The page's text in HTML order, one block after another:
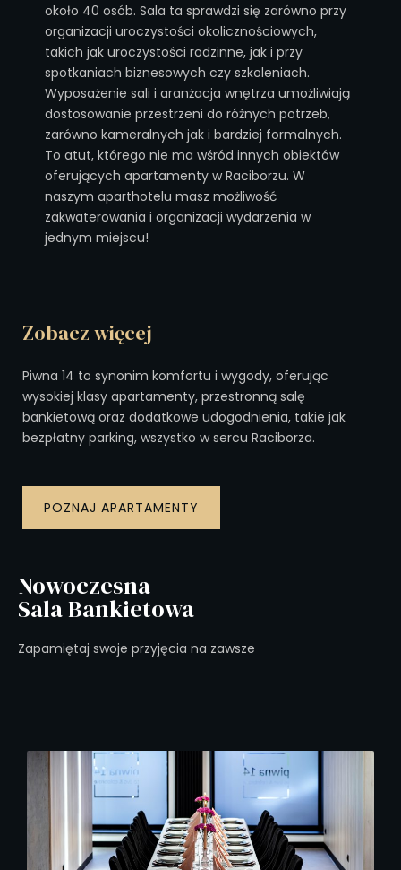
około 40 osób. Sala ta sprawdzi się zarówno przy
organizacji uroczystości okolicznościowych,
takich jak uroczystości rodzinne, jak i przy
spotkaniach biznesowych czy szkoleniach.
Wyposażenie sali i aranżacja wnętrza umożliwiają
dostosowanie przestrzeni do różnych potrzeb,
zarówno kameralnych jak i bardziej formalnych.
To atut, którego nie ma wśród innych obiektów
oferujących apartamenty w Raciborzu. W
naszym aparthotelu masz możliwość
zakwaterowania i organizacji wydarzenia w
jednym miejscu!
Zobacz więcej
Piwna 14 to synonim komfortu i wygody, oferując
wysokiej klasy apartamenty, przestronną salę
bankietową oraz dodatkowe udogodnienia, takie jak
bezpłatny parking, wszystko w sercu Raciborza.
POZNAJ APARTAMENTY
Nowoczesna
Sala Bankietowa
Zapamiętaj swoje przyjęcia na zawsze